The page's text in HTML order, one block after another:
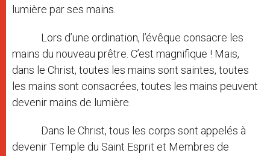
lumière par ses mains.
Lors d’une ordination, l’évêque consacre les
mains du nouveau prêtre. C’est magnifique ! Mais,
dans le Christ, toutes les mains sont saintes, toutes
les mains sont consacrées, toutes les mains peuvent
devenir mains de lumière.
Dans le Christ, tous les corps sont appelés à
devenir Temple du Saint Esprit et Membres de